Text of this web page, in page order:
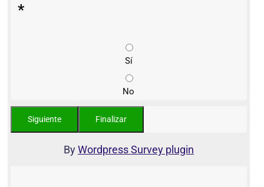
*
Sí
No
ByWordpress Survey plugin